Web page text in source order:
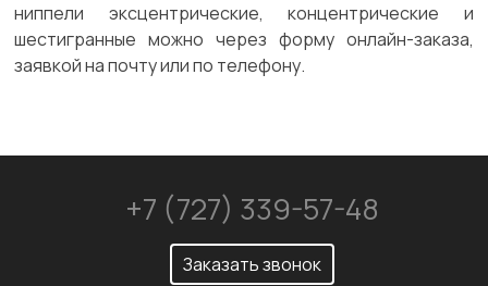
ниппели эксцентрические, концентрические и
шестигранные можно через форму онлайн-заказа,
заявкой на почту или по телефону.
+7 (727) 339-57-48
Заказать звонок